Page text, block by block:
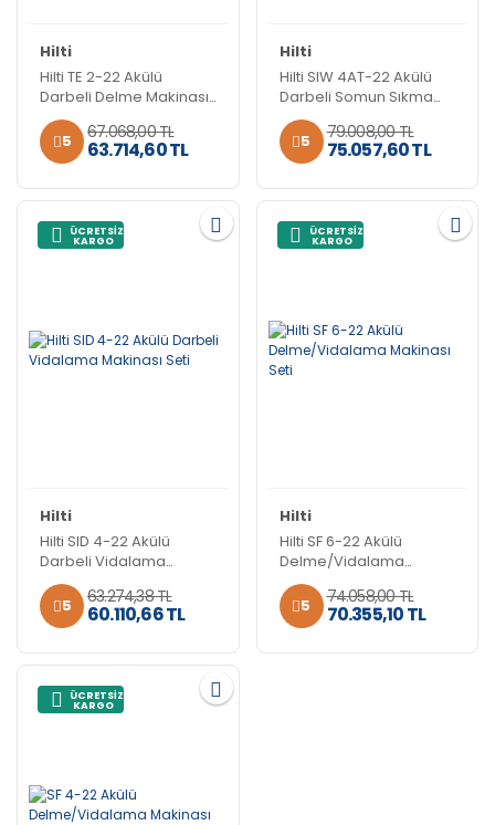
Hilti
Hilti TE 2-22 Akülü
Darbeli Delme Makinası
Seti
5
67.068,00 TL
63.714,60 TL
Hilti
Hilti SIW 4AT-22 Akülü
Darbeli Somun Sıkma
Makinası Seti
5
79.008,00 TL
75.057,60 TL
ÜCRETSİZ
KARGO
Hilti
Hilti SID 4-22 Akülü
Darbeli Vidalama
Makinası Seti
5
63.274,38 TL
60.110,66 TL
ÜCRETSİZ
KARGO
Hilti
Hilti SF 6-22 Akülü
Delme/Vidalama
Makinası Seti
5
74.058,00 TL
70.355,10 TL
ÜCRETSİZ
KARGO